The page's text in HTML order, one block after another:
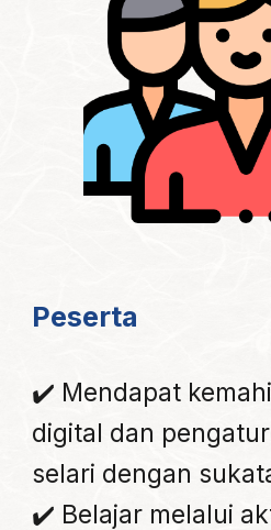
Peserta
✔️ Mendapat
digital dan
selari dengan
✔️ Belajar melalui